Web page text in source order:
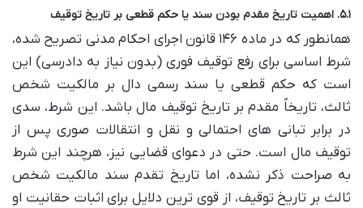
۵.۱. اهمیت تاریخ مقدم بودن سند یا حکم قطعی بر تاریخ توقیف
همانطور که در ماده ۱۴۶ قانون اجرای احکام مدنی تصریح شده،
شرط اساسی برای رفع توقیف فوری (بدون نیاز به دادرسی) این
است که حکم قطعی یا سند رسمی دال بر مالکیت شخص
ثالث، تاریخاً مقدم بر تاریخ توقیف مال باشد. این شرط، سدی
در برابر تبانی های احتمالی و نقل و انتقالات صوری پس از
توقیف مال است. حتی در دعوای قضایی نیز، هرچند این شرط
به صراحت ذکر نشده، اما تاریخ تقدم سند مالکیت شخص
ثالث بر تاریخ توقیف، از قوی ترین دلایل برای اثبات حقانیت او